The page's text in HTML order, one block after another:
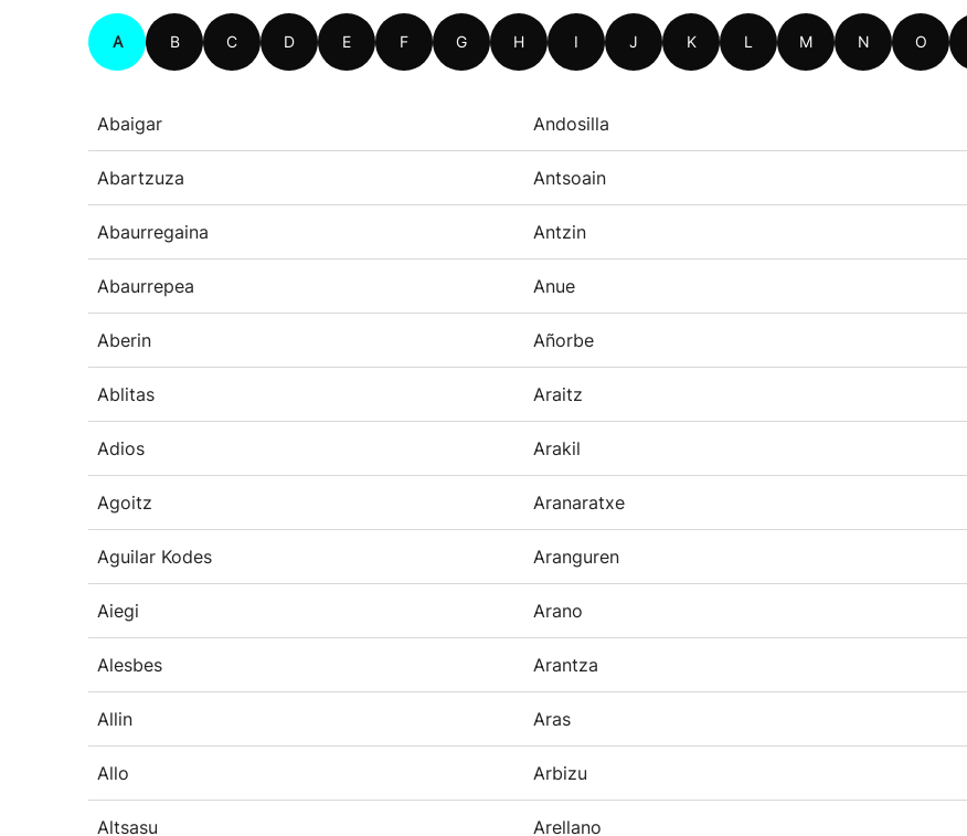
A B C D E F G H I J K L M N O
Abaigar Andosilla
Abartzuza Antsoain
Abaurregaina Antzin
Abaurrepea Anue
Aberin Añorbe
Ablitas Araitz
Adios Arakil
Agoitz Aranaratxe
Aguilar Kodes Aranguren
Aiegi Arano
Alesbes Arantza
Allin Aras
Allo Arbizu
Altsasu Arellano